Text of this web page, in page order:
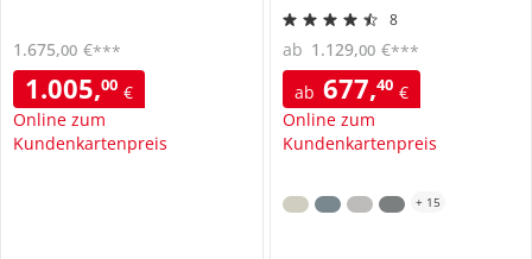
1.005,00 €
Online zum
Kundenkartenpreis
1.675,00 €***
8
ab 677,40 €
Online zum
Kundenkartenpreis
ab 1.129,00 €***
+ 15